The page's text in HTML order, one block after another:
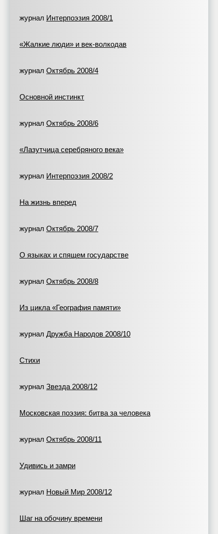
журнал Интерпоэзия 2008/1
«Жалкие люди» и век-волкодав
журнал Октябрь 2008/4
Основной инстинкт
журнал Октябрь 2008/6
«Лазутчица серебряного века»
журнал Интерпоэзия 2008/2
На жизнь вперед
журнал Октябрь 2008/7
О языках и спящем государстве
журнал Октябрь 2008/8
Из цикла «География памяти»
журнал Дружба Народов 2008/10
Стихи
журнал Звезда 2008/12
Московская поэзия: битва за человека
журнал Октябрь 2008/11
Удивись и замри
журнал Новый Мир 2008/12
Шаг на обочину времени